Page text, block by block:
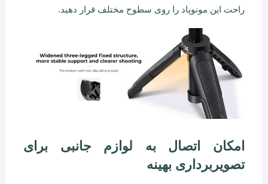
راحت این مونوپاد را روی سطوح مختلف قرار دهید.
امکان اتصال به لوازم جانبی برای
تصویربرداری بهینه